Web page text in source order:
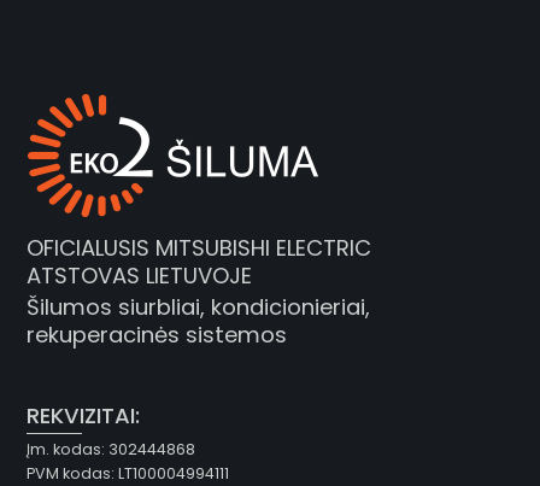
OFICIALUSIS MITSUBISHI ELECTRIC
ATSTOVAS LIETUVOJE
Šilumos siurbliai, kondicionieriai,
rekuperacinės sistemos
REKVIZITAI:
Įm. kodas: 302444868
PVM kodas: LT100004994111